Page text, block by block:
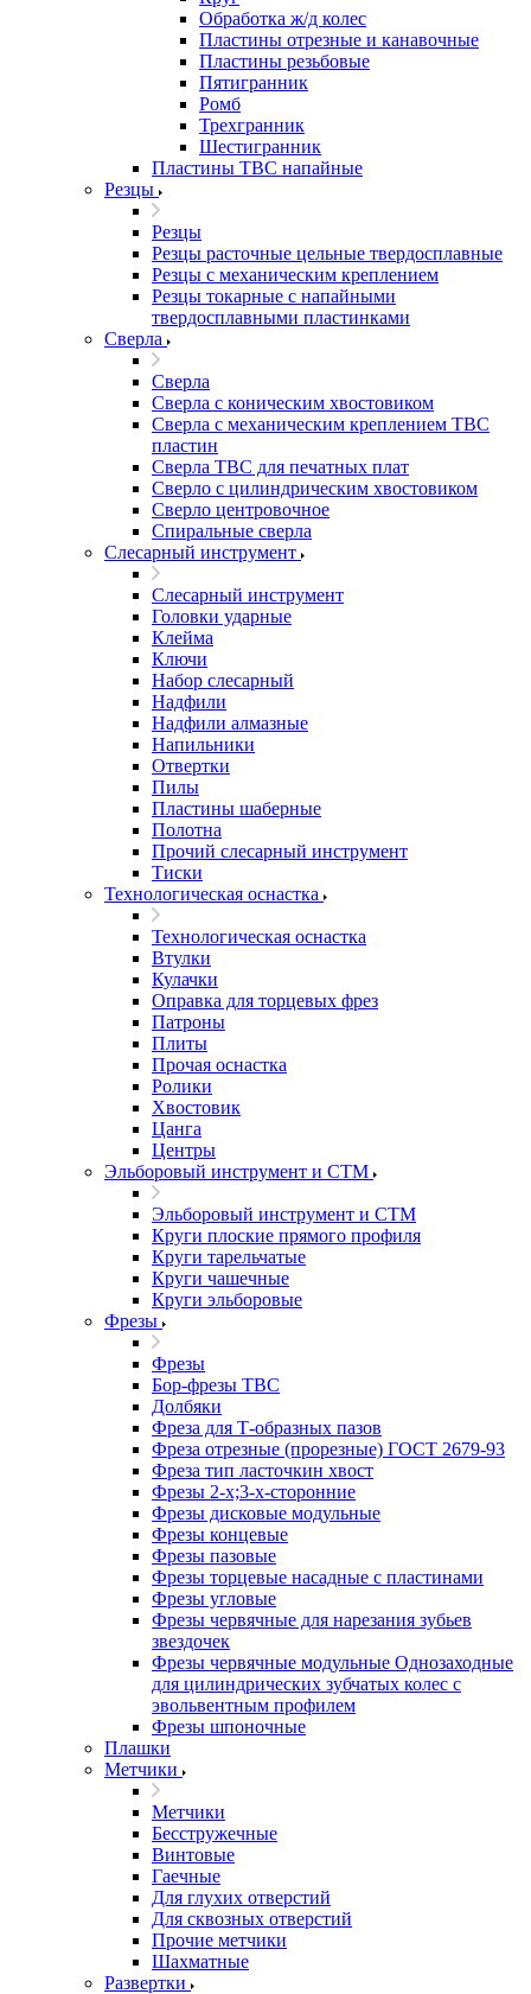
Обработка ж/д колес
Пластины отрезные и канавочные
Пластины резьбовые
Пятигранник
Ромб
Трехгранник
Шестигранник
Пластины ТВС напайные
Резцы
Резцы
Резцы расточные цельные твердосплавные
Резцы с механическим креплением
Резцы токарные с напайными
твердосплавными пластинками
Сверла
Сверла
Сверла с коническим хвостовиком
Сверла с механическим креплением ТВС
пластин
Сверла ТВС для печатных плат
Сверло с цилиндрическим хвостовиком
Сверло центровочное
Спиральные cверла
Слесарный инструмент
Слесарный инструмент
Головки ударные
Клейма
Ключи
Набор слесарный
Надфили
Надфили алмазные
Напильники
Отвертки
Пилы
Пластины шаберные
Полотна
Прочий слесарный инструмент
Тиски
Технологическая оснастка
Технологическая оснастка
Втулки
Кулачки
Оправка для торцевых фрез
Патроны
Плиты
Прочая оснастка
Ролики
Хвостовик
Цанга
Центры
Эльборовый инструмент и СТМ
Эльборовый инструмент и СТМ
Круги плоские прямого профиля
Круги тарельчатые
Круги чашечные
Круги эльборовые
Фрезы
Фрезы
Бор-фрезы ТВС
Долбяки
Фреза для Т-образных пазов
Фреза отрезные (прорезные) ГОСТ 2679-93
Фреза тип ласточкин хвост
Фрезы 2-х;3-х-сторонние
Фрезы дисковые модульные
Фрезы концевые
Фрезы пазовые
Фрезы торцевые насадные с пластинами
Фрезы угловые
Фрезы червячные для нарезания зубьев
звездочек
Фрезы червячные модульные Однозаходные
для цилиндрических зубчатых колес с
эвольвентным профилем
Фрезы шпоночные
Плашки
Метчики
Метчики
Бесстружечные
Винтовые
Гаечные
Для глухих отверстий
Для сквозных отверстий
Прочие метчики
Шахматные
Развертки